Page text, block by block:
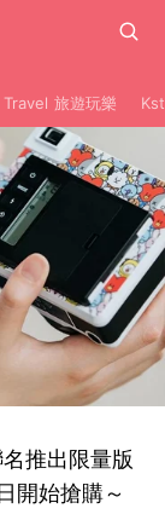
Travel 旅遊玩樂
推出限量版
開始搶購～